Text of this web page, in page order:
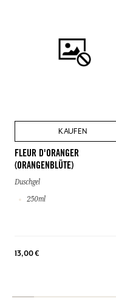
KAUFEN
FLEUR D'ORANGER
(ORANGENBLÜTE)
Duschgel
250ml
13,00 €